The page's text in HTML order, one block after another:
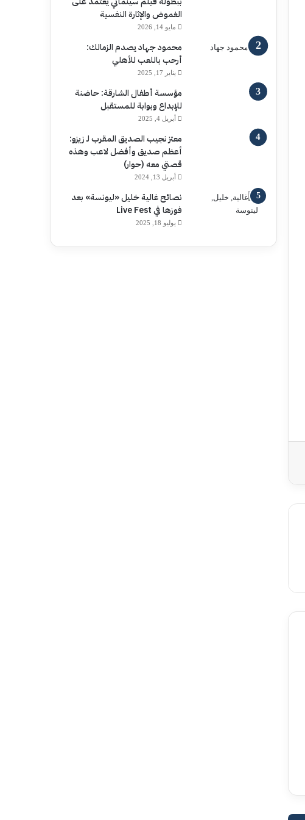
الغموض والإثارة النفسية
مايو 14, 2026
محمود جهاد يصدم الزمالك:
أرحب باللعب للأهلي
يناير 17, 2025
مؤسسة أطفال الشارقة: حاضنة
للإبداع وبوابة للمستقبل
أبريل 4, 2025
معتز نجيب الصديق المقرب لـ زيزو:
أعظم صديق وأفضل لاعب وهذه
قصتي معه (حوار)
أبريل 13, 2024
نصائح غالية خليل «ليونسة» بعد
فوزها في Live Fest
يوليو 18, 2025